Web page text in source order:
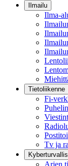
Ilmailu
Ilma-
Tietoliikenne
Fi-
Tv ja
Arjen